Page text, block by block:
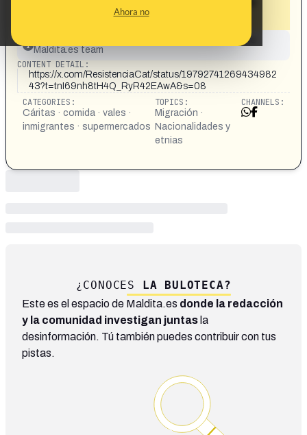
Ahora no
que le ha dado Cáritas»
This content has not yet been investigated by the
Maldita.es team
CONTENT DETAIL:
https://x.com/ResistenciaCat/status/19792741269434982
43?t=tnI69nh8tH4Q_RyR42EAwA&s=08
CATEGORIES:
Cáritas · comida · vales ·
inmigrantes · supermercados
TOPICS:
Migración ·
Nacionalidades y
etnias
CHANNELS:
¿CONOCES LA BULOTECA?
Este es el espacio de Maldita.es donde la redacción
y la comunidad investigan juntas la
desinformación. Tú también puedes contribuir con tus
pistas.